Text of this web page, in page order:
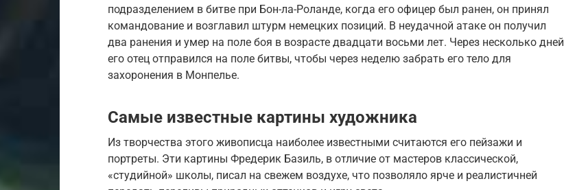
подразделением в битве при Бон-ла-Роланде, когда его офицер был ранен, он принял
командование и возглавил штурм немецких позиций. В неудачной атаке он получил
два ранения и умер на поле боя в возрасте двадцати восьми лет. Через несколько дней
его отец отправился на поле битвы, чтобы через неделю забрать его тело для
захоронения в Монпелье.
Самые известные картины художника
Из творчества этого живописца наиболее известными считаются его пейзажи и
портреты. Эти картины Фредерик Базиль, в отличие от мастеров классической,
«студийной» школы, писал на свежем воздухе, что позволяло ярче и реалистичней